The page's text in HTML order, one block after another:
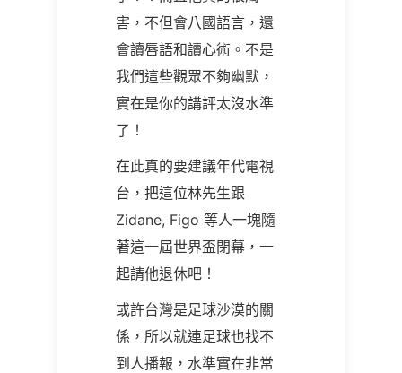
害，不但會八國語言，還
會讀唇語和讀心術。不是
我們這些觀眾不夠幽默，
實在是你的講評太沒水準
了！
在此真的要建議年代電視
台，把這位林先生跟
Zidane, Figo 等人一塊隨
著這一屆世界盃閉幕，一
起請他退休吧！
或許台灣是足球沙漠的關
係，所以就連足球也找不
到人播報，水準實在非常